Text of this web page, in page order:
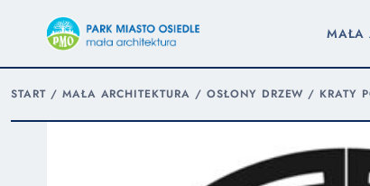
MAŁA
START/ MAŁA ARCHITEKTURA / OSŁONY DRZEW / KRATY